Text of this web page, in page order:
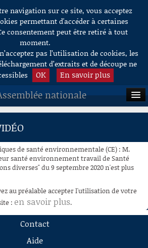
navigation sur ce site, vous acceptez
permettant d'accéder à certaines
consentement peut être retiré à tout
moment.
pas l’utilisation de cookies, les
d’extraits et de découpe ne
OK En savoir plus
nationale
de santé environnementale (CE) : M.
santé environnement travail de Santé
diverses" du 9 septembre 2020 n'est plus
au préalable accepter l'utilisation de votre
: en savoir plus.
Contact
Aide